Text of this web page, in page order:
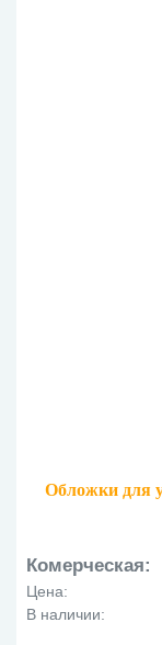
Обложки для
Комерческая:
Цена:
В наличии: